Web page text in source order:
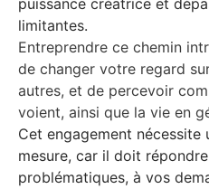
puissance créatrice et
limitantes.
Entreprendre ce chemin
de changer votre regard
autres, et de percevoir
voient, ainsi que la vie en
Cet engagement nécessite
mesure, car il doit
problématiques, à vos